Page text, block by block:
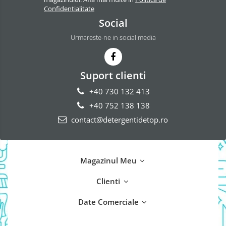
Confidentialitate
Social
Urmareste-ne in social media
Suport clienti
+40 730 132 413
+40 752 138 138
contact@detergentidetop.ro
Magazinul Meu
Clienti
Date Comerciale